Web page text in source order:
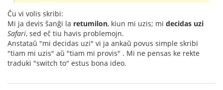
Ĉu vi volis skribi:
Mi ja devis ŝanĝi la retumilon, kiun mi uzis; mi decidas uzi
Safari, sed eĉ tiu havis problemojn.
Anstataŭ "mi decidas uzi" vi ja ankaŭ povus simple skribi
"tiam mi uzis" aŭ "tiam mi provis" . Mi ne pensas ke rekte
traduki "switch to" estus bona ideo.